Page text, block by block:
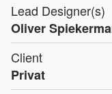
Lead Designer(s)
Oliver
Client
Privat